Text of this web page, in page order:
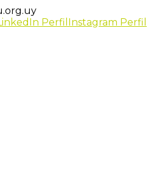
Perfil Instagram Perfil